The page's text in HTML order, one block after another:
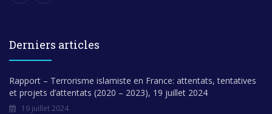
Derniers articles
Rapport – Terrorisme islamiste en France: attentats, tentatives
et projets d’attentats (2020 – 2023), 19 juillet 2024
19 juillet 2024